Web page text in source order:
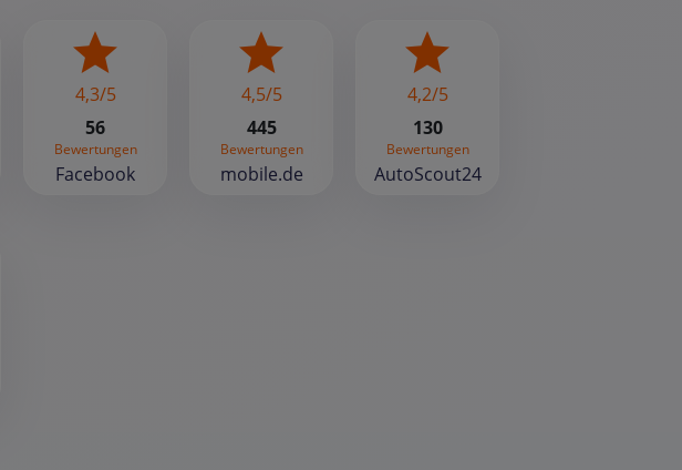
4,3/5
56
Bewertungen
Facebook
4,5/5
445
Bewertungen
mobile.de
4,2/5
130
Bewertungen
AutoScout24